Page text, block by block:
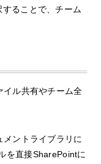
ることで、チーム
ル共有やチーム全
ントライブラリに
を直接SharePointに